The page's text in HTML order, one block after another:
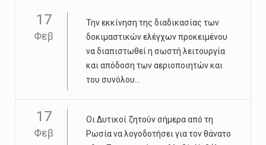
17
Φεβ
Την εκκίνηση της διαδικασίας των
δοκιμαστικών ελέγχων προκειμένου
να διαπιστωθεί η σωστή λειτουργία
και απόδοση των αεριοποιητών και
του συνόλου...
17
Φεβ
Οι Δυτικοί ζητούν σήμερα από τη
Ρωσία να λογοδοτήσει για τον θάνατο